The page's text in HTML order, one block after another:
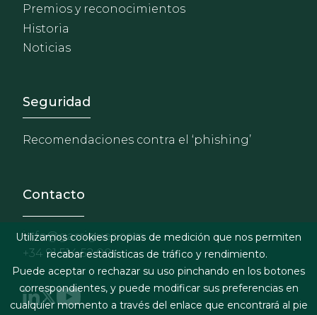
Premios y reconocimientos
Historia
Noticias
Footer - Extranet y
Seguridad
Recomendaciones contra el ‘phishing’
Contacto
info@garrigues.com
+34 91 514 52 00
Utilizamos cookies propias de medición que nos permiten
recabar estadísticas de tráfico y rendimiento.
Puede aceptar o rechazar su uso pinchando en los botones
correspondientes, y puede modificar sus preferencias en
cualquier momento a través del enlace que encontrará al pie